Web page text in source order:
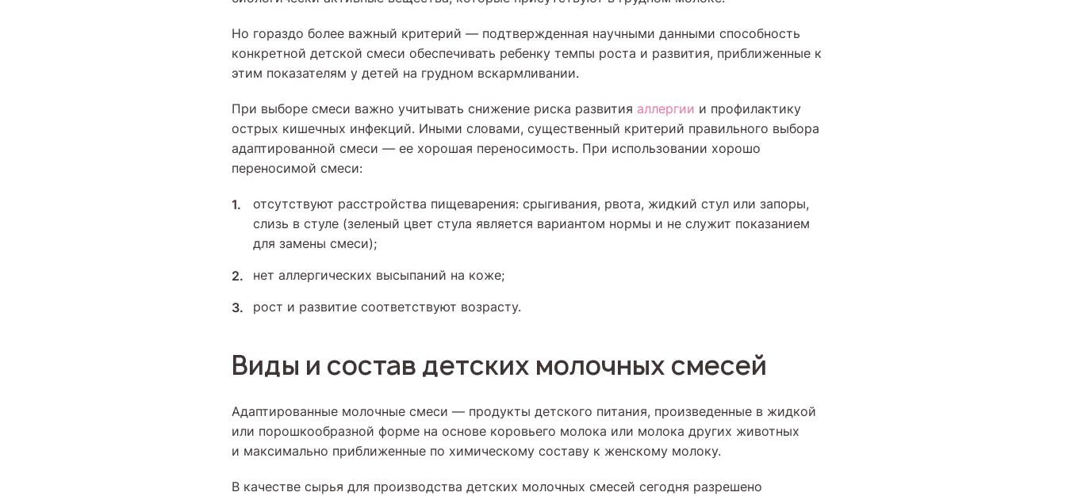
Но гораздо более важный критерий — подтвержденная научными данными способность
конкретной детской смеси обеспечивать ребенку темпы роста и развития, приближенные к
этим показателям у детей на грудном вскармливании.
При выборе смеси важно учитывать снижение риска развития аллергии и профилактику
острых кишечных инфекций. Иными словами, существенный критерий правильного выбора
адаптированной смеси — ее хорошая переносимость. При использовании хорошо
переносимой смеси:
отсутствуют расстройства пищеварения: срыгивания, рвота, жидкий стул или запоры,
слизь в стуле (зеленый цвет стула является вариантом нормы и не служит показанием
для замены смеси);
нет аллергических высыпаний на коже;
рост и развитие соответствуют возрасту.
Виды и состав детских молочных смесей
Адаптированные молочные смеси — продукты детского питания, произведенные в жидкой
или порошкообразной форме на основе коровьего молока или молока других животных
и максимально приближенные по химическому составу к женскому молоку.
В качестве сырья для производства детских молочных смесей сегодня разрешено